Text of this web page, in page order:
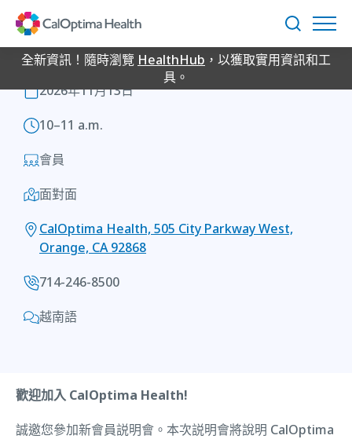
Content
搜
尋
全新資訊！隨時瀏覽 HealthHub ，以獲取實用資訊和工
具。
新會員講座：Medi-Cal
MEDI-CAL NEW MEMBER ORIENTATION
2026年11月13日
10–11 a.m.
會員
面對面
CalOptima Health, 505 City Parkway West,
Orange, CA 92868
714-246-8500
越南語
歡迎加入 CalOptima Health!
誠邀您參加新會員説明會。本次説明會將說明 CalOptima